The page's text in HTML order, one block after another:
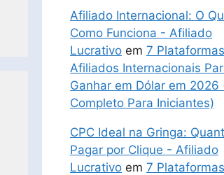
Afiliado Internacional: O
Como Funciona - Afiliado
Lucrativo em 7
Afiliados Internacionais
Ganhar em Dólar em 2026
Completo Para Iniciantes)
CPC Ideal na Gringa:
Pagar por Clique - Afiliado
Lucrativo em 7